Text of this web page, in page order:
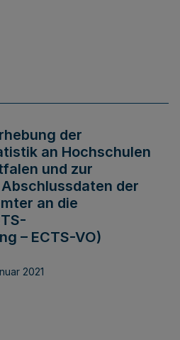
der
an Hochschulen
und zur
der
an die
– ECTS-VO)
2021